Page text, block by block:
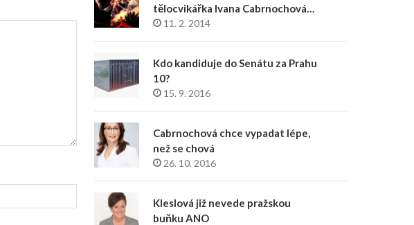
tělocvikářka Ivana Cabrnochová…
11. 2. 2014
Kdo kandiduje do Senátu za Prahu
10?
15. 9. 2016
Cabrnochová chce vypadat lépe,
než se chová
26. 10. 2016
Kleslová již nevede pražskou
buňku ANO